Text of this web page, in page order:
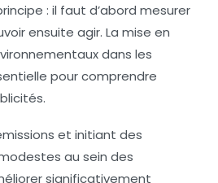
: il faut d’abord mesurer
ensuite agir. La mise en
dans les
pour comprendre
et initiant des
au sein des
significativement